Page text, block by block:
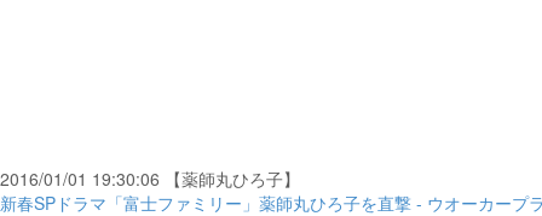
2016/01/01 19:30:06 【薬師丸ひろ子】
新春SPドラマ「富士ファミリー」薬師丸ひろ子を直撃 - ウオーカープ